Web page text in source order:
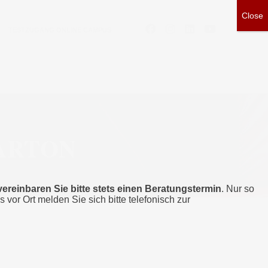
Sie bitte stets einen Beratungstermin. Nur so
vor Ort melden Sie sich bitte telefonisch zur